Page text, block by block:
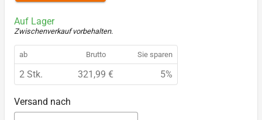
Auf Lager
Zwischenverkauf vorbehalten.
ab Brutto Sie sparen
2 Stk. 321,99 € 5%
Versand nach